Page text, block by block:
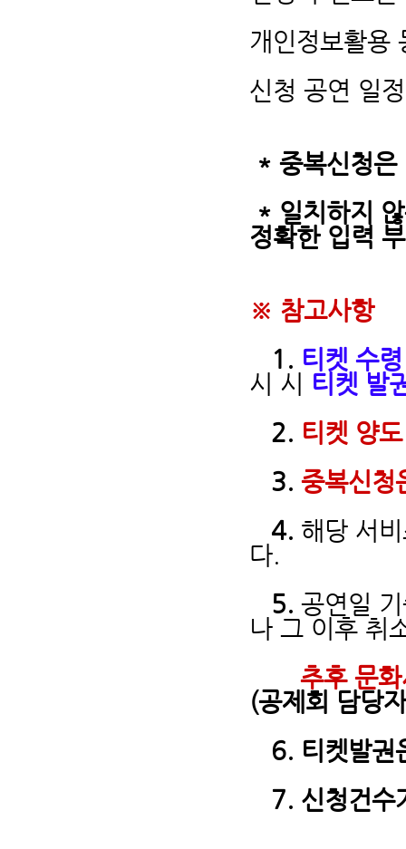
개인정보활용
신청 공연 일
* 중복신청은
* 일치하지
정확한 입력
※ 참고사항
1. 티켓 수
시 시 티켓 발
2. 티켓 양
3. 중복신청
4. 해당 서
다.
5. 공연일
나 그 이후 취
추후 문
(공제회 담당
6. 티켓발권
7. 신청건수